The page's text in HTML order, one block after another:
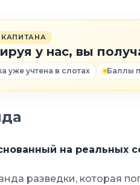
КАПИТАНА
у нас, вы
уже учтена в слотах Баллы
на реальных
разведки, которая